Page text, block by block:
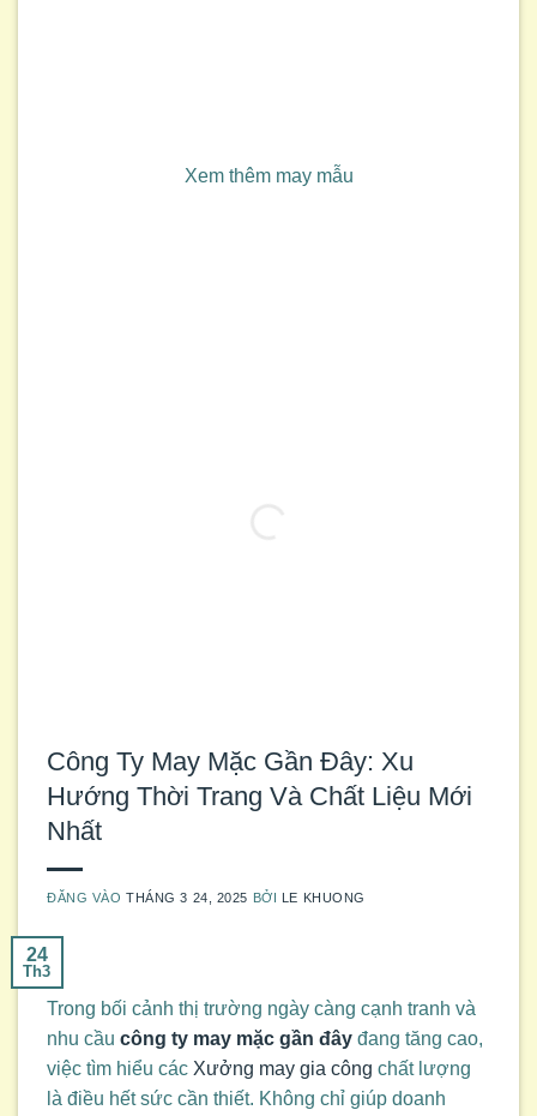
Xem thêm may mẫu
Công Ty May Mặc Gần Đây: Xu
Hướng Thời Trang Và Chất Liệu Mới
Nhất
ĐĂNG VÀOTHÁNG 3 24, 2025 BỞI LE KHUONG
24
Th3
Trong bối cảnh thị trường ngày càng cạnh tranh và
nhu cầu công ty may mặc gần đây đang tăng cao,
việc tìm hiểu các Xưởng may gia công chất lượng
là điều hết sức cần thiết. Không chỉ giúp doanh